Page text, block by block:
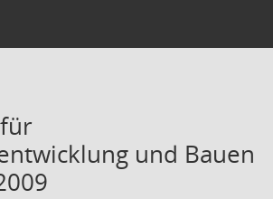
und Bauen